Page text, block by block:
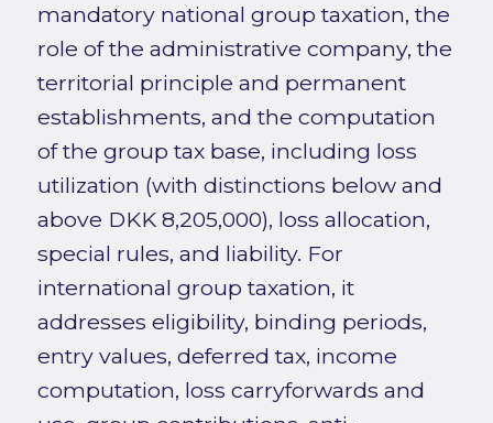
mandatory national group taxation, the
role of the administrative company, the
territorial principle and permanent
establishments, and the computation
of the group tax base, including loss
utilization (with distinctions below and
above DKK 8,205,000), loss allocation,
special rules, and liability. For
international group taxation, it
addresses eligibility, binding periods,
entry values, deferred tax, income
computation, loss carryforwards and